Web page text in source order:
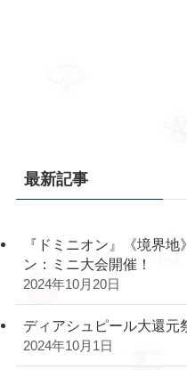
最新記事
『ドミニオン』《境界
ン：ミニ大会開催！
2024年10月20日
ディアシュピール大還元
2024年10月1日